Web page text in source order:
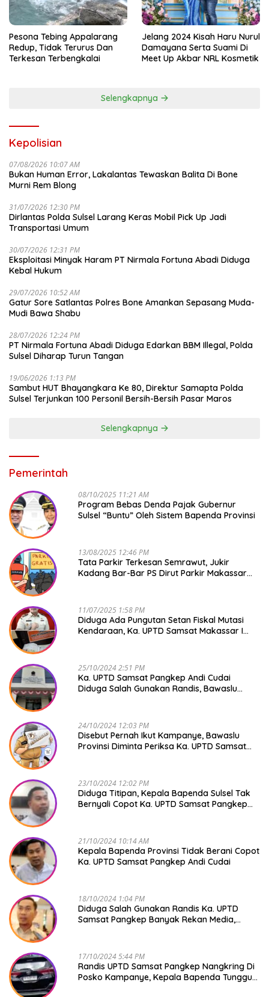
Pesona Tebing Appalarang
Redup, Tidak Terurus Dan
Terkesan Terbengkalai
Jelang 2024 Kisah Haru Nurul
Damayana Serta Suami Di
Meet Up Akbar NRL Kosmetik
Selengkapnya
Kepolisian
07/08/2026 10:07 AM
Bukan Human Error, Lakalantas Tewaskan Balita Di Bone
Murni Rem Blong
31/07/2026 12:30 PM
Dirlantas Polda Sulsel Larang Keras Mobil Pick Up Jadi
Transportasi Umum
30/07/2026 12:31 PM
Eksploitasi Minyak Haram PT Nirmala Fortuna Abadi Diduga
Kebal Hukum
29/07/2026 10:52 AM
Gatur Sore Satlantas Polres Bone Amankan Sepasang Muda-
Mudi Bawa Shabu
28/07/2026 12:24 PM
PT Nirmala Fortuna Abadi Diduga Edarkan BBM Illegal, Polda
Sulsel Diharap Turun Tangan
19/06/2026 1:13 PM
Sambut HUT Bhayangkara Ke 80, Direktur Samapta Polda
Sulsel Terjunkan 100 Personil Bersih-Bersih Pasar Maros
Selengkapnya
Pemerintah
08/10/2025 11:21 AM
Program Bebas Denda Pajak Gubernur
Sulsel “Buntu” Oleh Sistem Bapenda Provinsi
13/08/2025 12:46 PM
Tata Parkir Terkesan Semrawut, Jukir
Kadang Bar-Bar PS Dirut Parkir Makassar
11/07/2025 1:58 PM
Diduga Ada Pungutan Setan Fiskal Mutasi
Kendaraan, Ka. UPTD Samsat Makassar I
25/10/2024 2:51 PM
Ka. UPTD Samsat Pangkep Andi Cudai
Diduga Salah Gunakan Randis, Bawaslu
24/10/2024 12:03 PM
Disebut Pernah Ikut Kampanye, Bawaslu
Provinsi Diminta Periksa Ka. UPTD Samsat
23/10/2024 12:02 PM
Diduga Titipan, Kepala Bapenda Sulsel Tak
Bernyali Copot Ka. UPTD Samsat Pangkep
21/10/2024 10:14 AM
Kepala Bapenda Provinsi Tidak Berani Copot
Ka. UPTD Samsat Pangkep Andi Cudai
18/10/2024 1:04 PM
Diduga Salah Gunakan Randis Ka. UPTD
Samsat Pangkep Banyak Rekan Media,
17/10/2024 5:44 PM
Randis UPTD Samsat Pangkep Nangkring Di
Posko Kampanye, Kepala Bapenda Tunggu